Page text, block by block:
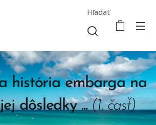
Hľadať
história embarga na
dôsledky ... (1. časť)